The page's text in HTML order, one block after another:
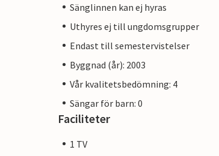
Sänglinnen kan ej hyras
Uthyres ej till ungdomsgrupper
Endast till semestervistelser
Byggnad (år): 2003
Vår kvalitetsbedömning: 4
Sängar för barn: 0
Faciliteter
1 TV